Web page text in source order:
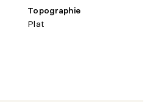
Topographie
Plat